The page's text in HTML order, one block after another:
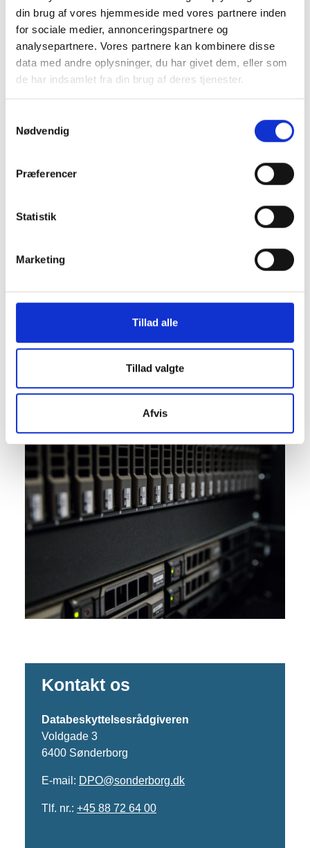
din brug af vores hjemmeside med vores partnere inden
for sociale medier, annonceringspartnere og
analysepartnere. Vores partnere kan kombinere disse
data med andre oplysninger, du har givet dem, eller som
de har indsamlet fra din brug af deres tjenester.
Nødvendig
Præferencer
Statistik
Marketing
Tillad alle
Tillad valgte
Afvis
databeskyttelse?
Har kommunens oplysningspligt?
persondata med Sønderborg
cybersikkerhed)?
Hvad er en databeskyttelsesrådgiver
Hvad kan databeskyttelserådgiveren
Kontakt os
Databeskyttelsesrådgiveren
Voldgade 3
6400 Sønderborg
E-mail: DPO@sonderborg.dk
Tlf. nr.: +45 88 72 64 00